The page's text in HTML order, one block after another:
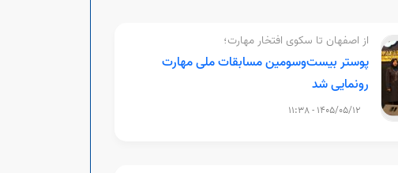
از اصفهان تا سکوی افتخار مهارت؛
پوستر بیست‌وسومین مسابقات ملی مهارت
رونمایی شد
1405/05/12 - 11:38